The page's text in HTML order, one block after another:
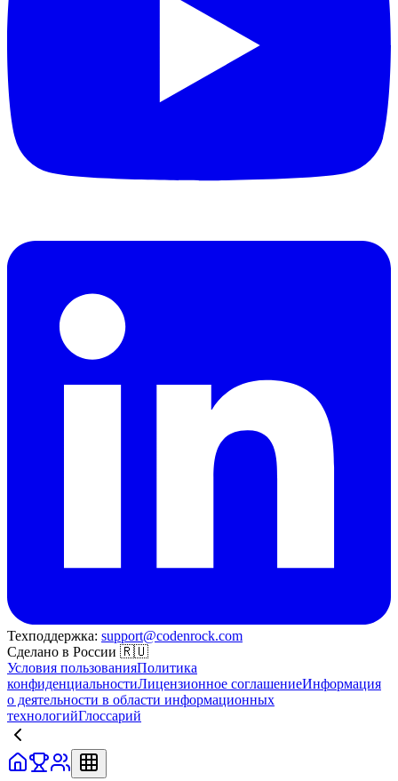
Техподдержка: support@codenrock.com
Сделано в России 🇷🇺
Условия пользованияПолитика
конфиденциальностиЛицензионное соглашениеИнформация
о деятельности в области информационных
технологийГлоссарий